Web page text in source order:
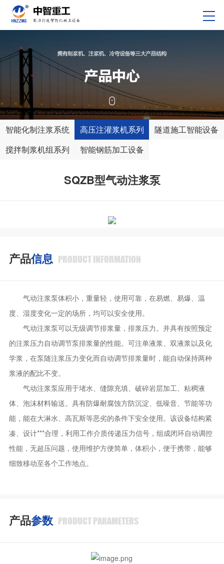
智能化制注浆系统 高压注灌浆机系列
隧道施工智能设备
搅拌制浆机组系列
智能钢筋加工设备
SQZB型气动注浆泵
产品信息 PRODUCT INFORMATION
气动注浆泵体积小，重量轻，使用可靠，在易燃、易爆、温
度、湿度变化一定的场所，均可以安全使用。
气动注浆泵可以无级调节排浆量，排浆压力。并具有按照预定
的注浆压力自动调节泵排浆量的性能。可注单液浆、双液浆以及化
学浆，在泵随注浆压力变化而自动调节排浆量时，能自动保持两种
浆液的配比不变。
气动注浆泵应用于堵水、缝隙充填、破碎岩层加工、粘稠液
体、泡沫材料输送。具有防爆耐腐蚀方防沉淀、低噪音、节能等功
能，能在大淋水、高瓦斯等恶劣的条件下安全使用。该设备结构紧
凑、设计***合理，利用工作介质传递压力信号，组成闭环自动调控
性能，无超压问题，使用维护方便简单，体积小，便于携带，能够
细致移动至各个工作地点。
产品参数 PRODUCT PARAMETERS